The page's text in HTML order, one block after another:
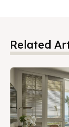
Related